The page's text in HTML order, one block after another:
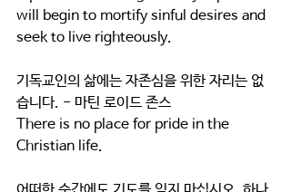
will begin to mortify sinful desires and
seek to live righteously.
기독교인의 삶에는 자존심을 위한 자리는 없
습니다. - 마틴 로이드 존스
There is no place for pride in the
Christian life.